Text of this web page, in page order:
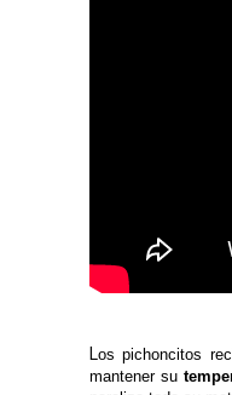
Los pichoncitos
mantener su